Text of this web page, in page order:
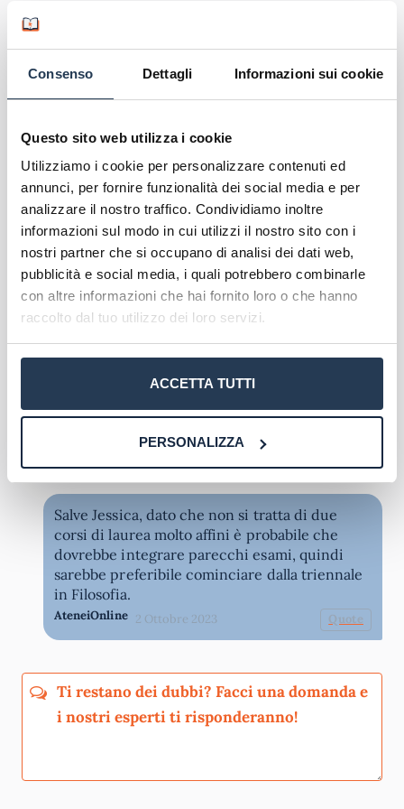
Consenso Dettagli Informazioni sui cookie
Questo sito web utilizza i cookie
Utilizziamo i cookie per personalizzare contenuti ed
annunci, per fornire funzionalità dei social media e per
analizzare il nostro traffico. Condividiamo inoltre
informazioni sul modo in cui utilizzi il nostro sito con i
nostri partner che si occupano di analisi dei dati web,
pubblicità e social media, i quali potrebbero combinarle
con altre informazioni che hai fornito loro o che hanno
raccolto dal tuo utilizzo dei loro servizi.
ACCETTA TUTTI
PERSONALIZZA
buonasera, sto per laurearmi in ingegneria civile,
vorrei però proseguire con una laurea magistrale
O è necessario integrare molti esami
imma 28 Ottobre 2023 Rispondi
molto affini tra loro, pertanto è difficile che le
vengano riconosciuti i CFU ottenuti durante il
corso di laurea in Ingegneria Civile.
AteneiOnline 30 Ottobre 2023 Quote
Buongiorno, ho una laurea triennale in scienze e
tecniche psicologiche e vorrei sapere se con
filosofia aggiungendo esami o quanto serve
oppure se devo seguire il corso triennale.
Salve Jessica, dato che non si tratta di due
corsi di laurea molto affini è probabile che
dovrebbe integrare parecchi esami, quindi
sarebbe preferibile cominciare dalla triennale
in Filosofia.
AteneiOnline 2 Ottobre 2023 Quote